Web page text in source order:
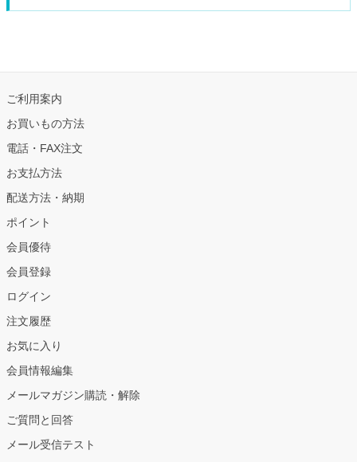
ご利用案内
お買いもの方法
電話・FAX注文
お支払方法
配送方法・納期
ポイント
会員優待
会員登録
ログイン
注文履歴
お気に入り
会員情報編集
メールマガジン購読・解除
ご質問と回答
メール受信テスト